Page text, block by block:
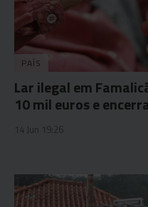
PAÍS
Lar ilegal em
10 mil euros e
14 Jun 19:26